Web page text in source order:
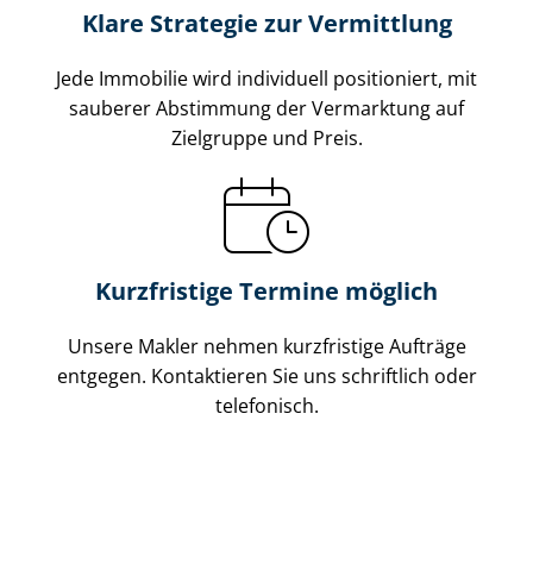
Klare Strategie zur Vermittlung
Jede Immobilie wird individuell positioniert, mit
sauberer Abstimmung der Vermarktung auf
Zielgruppe und Preis.
Kurzfristige Termine möglich
Unsere Makler nehmen kurzfristige Aufträge
entgegen. Kontaktieren Sie uns schriftlich oder
telefonisch.